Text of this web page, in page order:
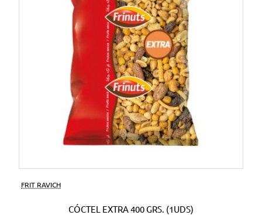
FRIT RAVICH
CÓCTEL EXTRA 400 GRS. (1UDS)